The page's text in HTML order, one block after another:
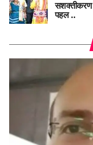
सशक्तीकरण
पहल ..